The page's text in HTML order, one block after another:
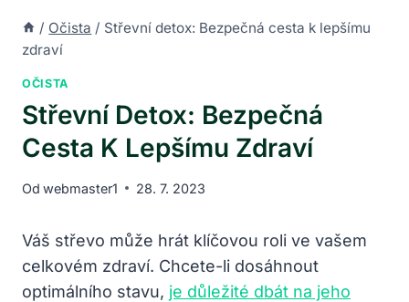
/ Očista / Střevní detox: Bezpečná cesta k lepšímu
zdraví
OČISTA
Střevní Detox: Bezpečná
Cesta K Lepšímu Zdraví
Od webmaster1 28. 7. 2023
Váš střevo může hrát klíčovou roli ve vašem
celkovém zdraví. Chcete-li dosáhnout
optimálního stavu, je důležité dbát na jeho